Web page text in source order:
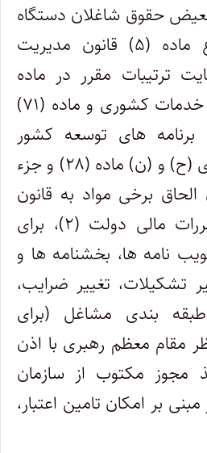
تبعیض حقوق شاغلان دستگاه
های اجرائی موضوع ماده (۵) قانون مدیریت
ترتیبات مقرر در ماده
(۷۴) قانون مدیریت خدمات کشوری و ماده (۷۱)
برنامه های توسعه کشور
مصوب ۱۳۹۵، بندهای (ح) و (ن) ماده (۲۸) و جزء
قانون الحاق برخی مواد به قانون
تنظیم بخشی از مقررات مالی دولت (۲)، برای
نامه ها، بخشنامه ها و
تشکیلات، تغییر ضرایب،
بندی مشاغل (برای
مقام معظم رهبری با اذن
مجوز مکتوب از سازمان
بر امکان تامین اعتبار،